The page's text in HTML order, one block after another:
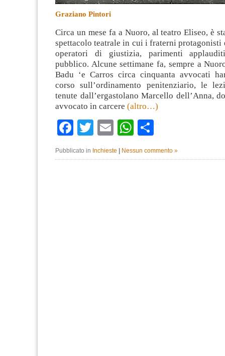
Graziano Pintori
Circa un mese fa a Nuoro, al teatro Eliseo, è
spettacolo teatrale in cui i fraterni protagonisti
operatori di giustizia, parimenti
pubblico. Alcune settimane fa, sempre a
Badu ‘e Carros circa cinquanta avvocati
corso sull’ordinamento penitenziario, le
tenute dall’ergastolano Marcello dell’Anna,
avvocato in carcere (altro…)
Facebook
TwitterEmailWhatsApp
Pubblicato in Inchieste Nessun commento »